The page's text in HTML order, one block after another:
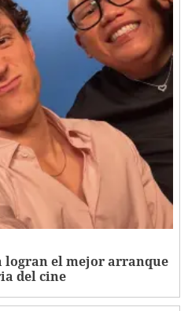
logran el mejor arranque
del cine